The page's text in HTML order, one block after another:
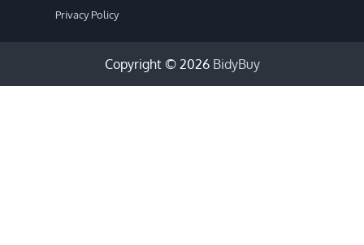
Privacy Policy
Copyright © 2026 BidyBuy